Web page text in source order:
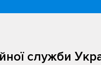
служби